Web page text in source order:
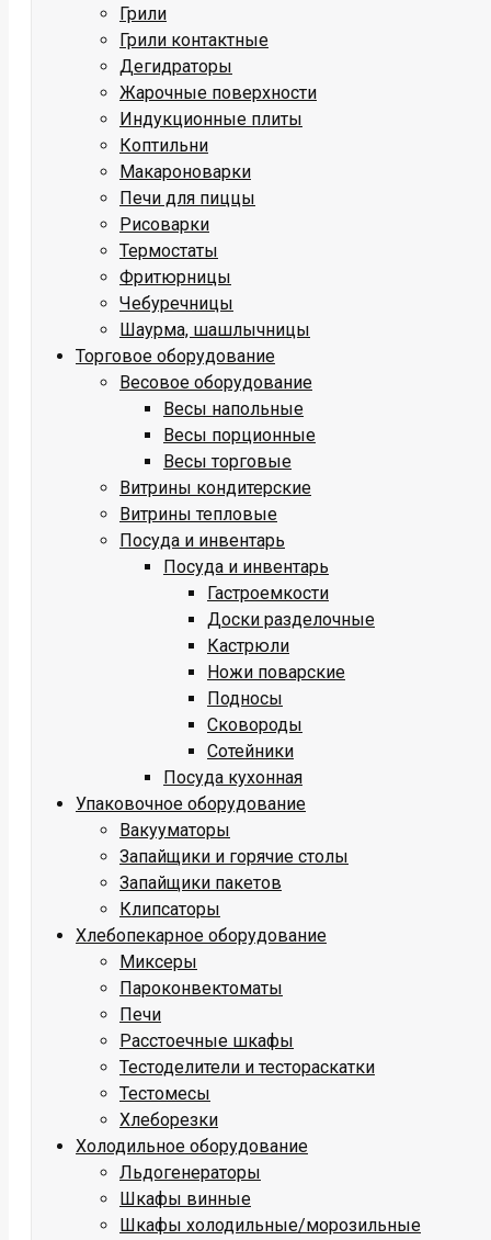
Грили
Грили контактные
Дегидраторы
Жарочные поверхности
Индукционные плиты
Коптильни
Макароноварки
Печи для пиццы
Рисоварки
Термостаты
Фритюрницы
Чебуречницы
Шаурма, шашлычницы
Торговое оборудование
Весовое оборудование
Весы напольные
Весы порционные
Весы торговые
Витрины кондитерские
Витрины тепловые
Посуда и инвентарь
Посуда и инвентарь
Гастроемкости
Доски разделочные
Кастрюли
Ножи поварские
Подносы
Сковороды
Сотейники
Посуда кухонная
Упаковочное оборудование
Вакууматоры
Запайщики и горячие столы
Запайщики пакетов
Клипсаторы
Хлебопекарное оборудование
Миксеры
Пароконвектоматы
Печи
Расстоечные шкафы
Тестоделители и тестораскатки
Тестомесы
Хлеборезки
Холодильное оборудование
Льдогенераторы
Шкафы винные
Шкафы холодильные/морозильные